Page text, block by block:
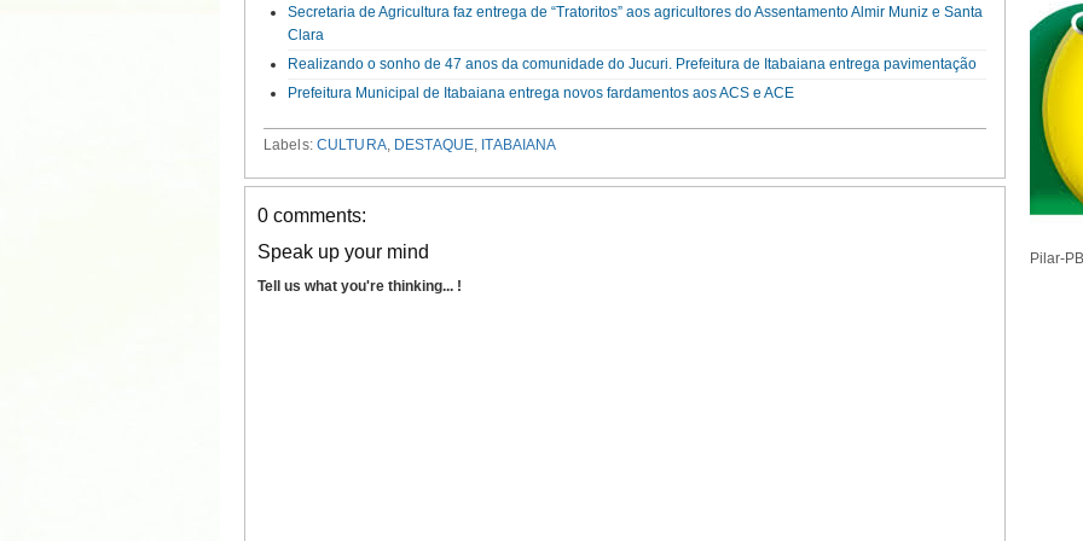
Secretaria de Agricultura faz entrega de “Tratoritos” aos agricultores do Assentamento Almir Muniz e Santa
Clara
Realizando o sonho de 47 anos da comunidade do Jucuri. Prefeitura de Itabaiana entrega pavimentação
Prefeitura Municipal de Itabaiana entrega novos fardamentos aos ACS e ACE
Labels: CULTURA, DESTAQUE ITABAIANA
0 comments:
Speak up your mind
Tell us what you're thinking... !
Pilar-PB